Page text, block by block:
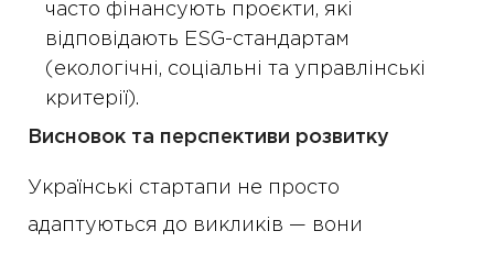
часто фінансують проєкти, які
відповідають ESG-стандартам
(екологічні, соціальні та управлінські
критерії).
Висновок та перспективи розвитку
Українські стартапи не просто
адаптуються до викликів — вони